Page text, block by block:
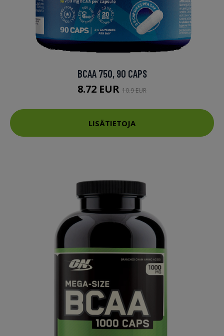
BCAA 750, 90 CAPS
8.72 EUR 10.9 EUR
LISÄTIETOJA